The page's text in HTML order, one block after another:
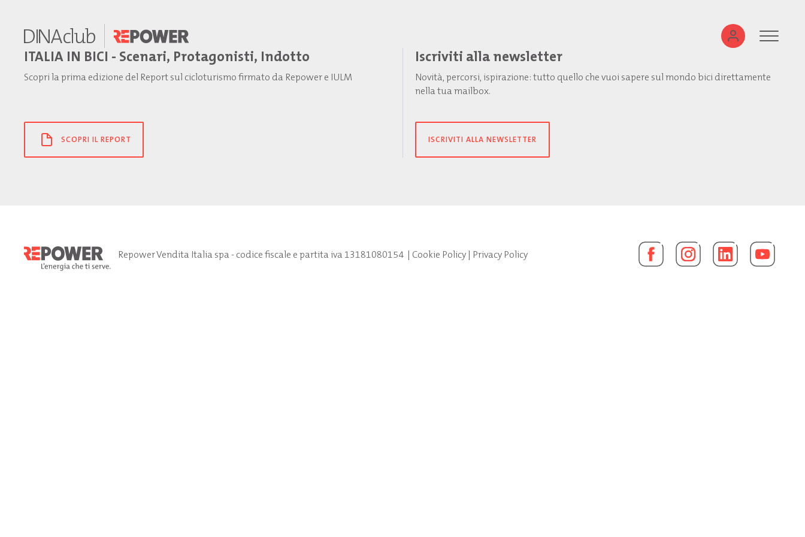
ITALIA IN BICI - Scenari, Protagonisti, Indotto
Scopri la prima edizione del Report sul cicloturismo firmato da Repower e IULM
SCOPRI IL REPORT
Iscriviti alla newsletter
Novità, percorsi, ispirazione: tutto quello che vuoi sapere sul mondo bici direttamente
nella tua mailbox.
ISCRIVITI ALLA NEWSLETTER
Repower Vendita Italia spa - codice fiscale e partita iva 13181080154| Cookie Policy| Privacy Policy